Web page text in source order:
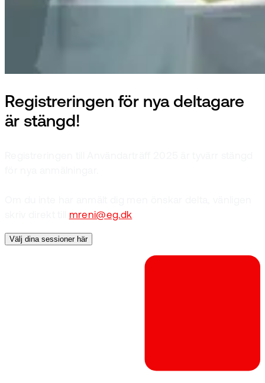
Registreringen för nya deltagare
är stängd!
mreni@eg.dk
Välj dina sessioner här